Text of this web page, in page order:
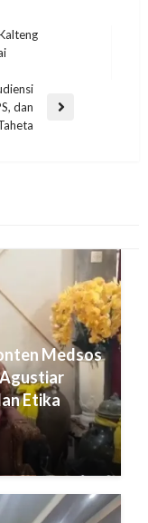
dan
Medsos
Etika